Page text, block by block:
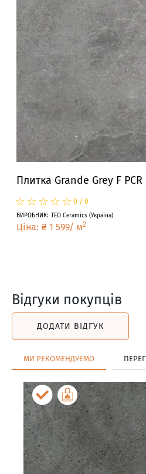
Плитка Grande Grey F
☆
★☆
★☆
★☆
★☆
★ 0 / 0
ВИРОБНИК: TEO Ceramics (Україна)
Ціна: ₴ 1 599/ м2
Відгуки покупців
ДОДАТИ ВІДГУК
МИ РЕКОМЕНДУЄМО